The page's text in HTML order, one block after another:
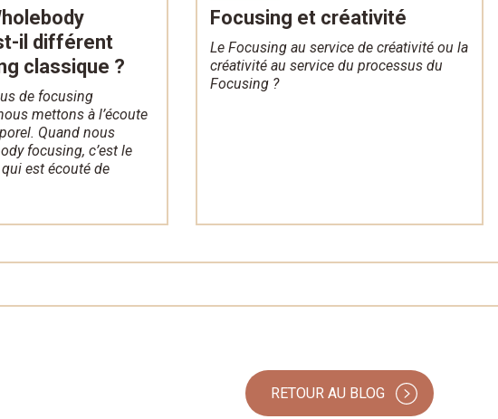
il différent
classique ?
de focusing
mettons à l’écoute
Quand nous
focusing, c’est le
est écouté de
Focusing et créativité
Le Focusing au service de créativité ou la
créativité au service du processus du
Focusing ?
RETOUR AU BLOG